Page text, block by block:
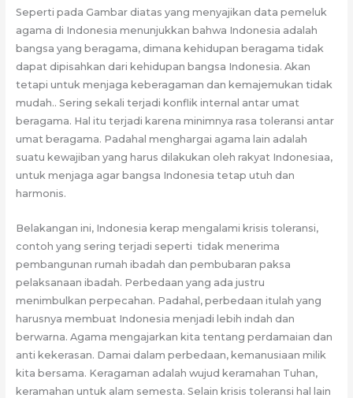
Seperti pada Gambar diatas yang menyajikan data pemeluk
agama di Indonesia menunjukkan bahwa Indonesia adalah
bangsa yang beragama, dimana kehidupan beragama tidak
dapat dipisahkan dari kehidupan bangsa Indonesia. Akan
tetapi untuk menjaga keberagaman dan kemajemukan tidak
mudah.. Sering sekali terjadi konflik internal antar umat
beragama. Hal itu terjadi karena minimnya rasa toleransi antar
umat beragama. Padahal menghargai agama lain adalah
suatu kewajiban yang harus dilakukan oleh rakyat Indonesiaa,
untuk menjaga agar bangsa Indonesia tetap utuh dan
harmonis.
Belakangan ini, Indonesia kerap mengalami krisis toleransi,
contoh yang sering terjadi seperti tidak menerima
pembangunan rumah ibadah dan pembubaran paksa
pelaksanaan ibadah. Perbedaan yang ada justru
menimbulkan perpecahan. Padahal, perbedaan itulah yang
harusnya membuat Indonesia menjadi lebih indah dan
berwarna. Agama mengajarkan kita tentang perdamaian dan
anti kekerasan. Damai dalam perbedaan, kemanusiaan milik
kita bersama. Keragaman adalah wujud keramahan Tuhan,
keramahan untuk alam semesta. Selain krisis toleransi hal lain